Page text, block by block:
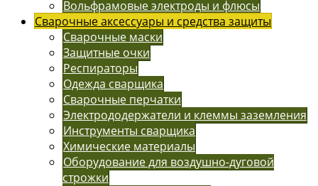
Вольфрамовые электроды и флюсы
Сварочные аксессуары и средства защиты
Сварочные маски
Защитные очки
Респираторы
Одежда сварщика
Сварочные перчатки
Электрододержатели и клеммы заземления
Инструменты сварщика
Химические материалы
Оборудование для воздушно-дуговой
строжки